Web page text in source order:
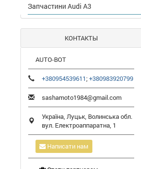
Запчастини Audi A3
КОНТАКТЫ
AUTO-BOT
+380954539611;+380983920799
sashamoto1984@gmail.com
Україна, Луцьк, Волинська обл.
вул. Електроаппаратна, 1
Написати нам